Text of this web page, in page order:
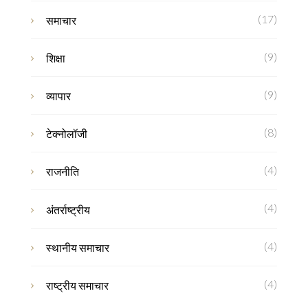
समाचार (17)
शिक्षा (9)
व्यापार (9)
टेक्नोलॉजी (8)
राजनीति (4)
अंतर्राष्ट्रीय (4)
स्थानीय समाचार (4)
राष्ट्रीय समाचार (4)